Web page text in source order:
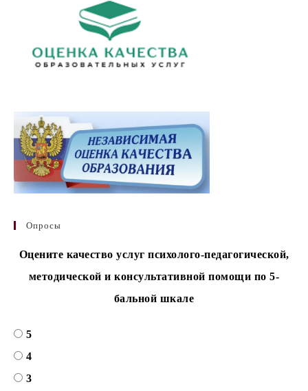
Опросы
Оцените качество услуг психолого-педагогической,
методической и консультативной помощи по 5-
бальной шкале
5
4
3